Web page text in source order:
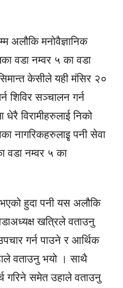
अलौकि मनोवैज्ञानिक
वडा नम्वर ५ का वडा
केसीले यही मंसिर २०
शिविर सञ्चालन गर्न
विरामीहरुलाई निको
नागरिकहरुलाइृ पनी सेवा
वडा नम्वर ५ का
हुदा पनी यस अलौकि
खत्रिले वताउनु
गर्न पाउने र आर्थिक
वताउनु भयो । साथै
गरिने समेत उहाले वताउनु